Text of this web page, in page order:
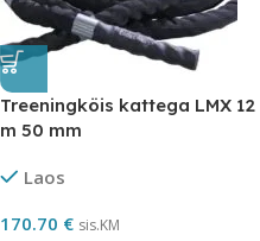
Treeningköis kattega LMX 12
m 50 mm
Laos
170.70 € sis.KM